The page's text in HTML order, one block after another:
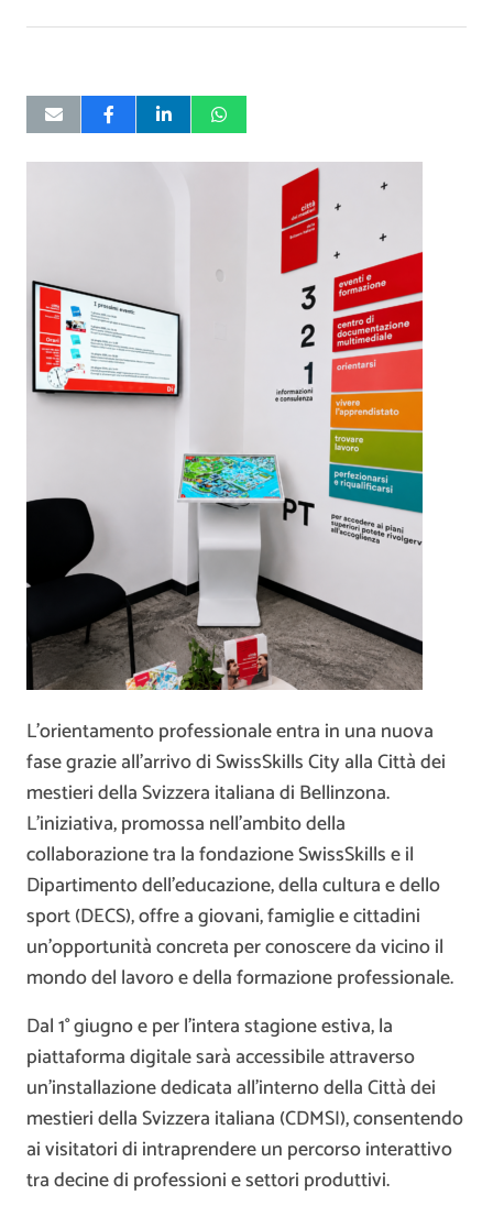
L’orientamento professionale entra in una nuova
fase grazie all’arrivo di SwissSkills City alla Città dei
mestieri della Svizzera italiana di Bellinzona.
L’iniziativa, promossa nell’ambito della
collaborazione tra la fondazione SwissSkills e il
Dipartimento dell’educazione, della cultura e dello
sport (DECS), offre a giovani, famiglie e cittadini
un’opportunità concreta per conoscere da vicino il
mondo del lavoro e della formazione professionale.
Dal 1° giugno e per l’intera stagione estiva, la
piattaforma digitale sarà accessibile attraverso
un’installazione dedicata all’interno della Città dei
mestieri della Svizzera italiana (CDMSI), consentendo
ai visitatori di intraprendere un percorso interattivo
tra decine di professioni e settori produttivi.